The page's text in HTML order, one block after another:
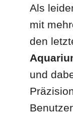
Als
mit
den
und